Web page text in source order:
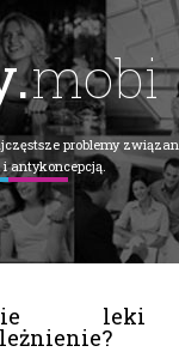
mobi
problemy
antykoncepcją.
leki